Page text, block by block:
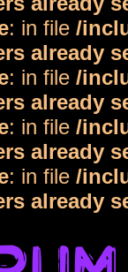
: in file /
already
: in file /
already
: in file /
already
: in file /
already